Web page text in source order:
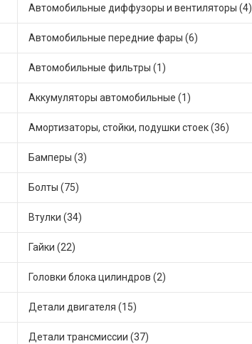
Автомобильные диффузоры и вентиляторы (4)
Автомобильные передние фары (6)
Автомобильные фильтры (1)
Аккумуляторы автомобильные (1)
Амортизаторы, стойки, подушки стоек (36)
Бамперы (3)
Болты (75)
Втулки (34)
Гайки (22)
Головки блока цилиндров (2)
Детали двигателя (15)
Детали трансмиссии (37)